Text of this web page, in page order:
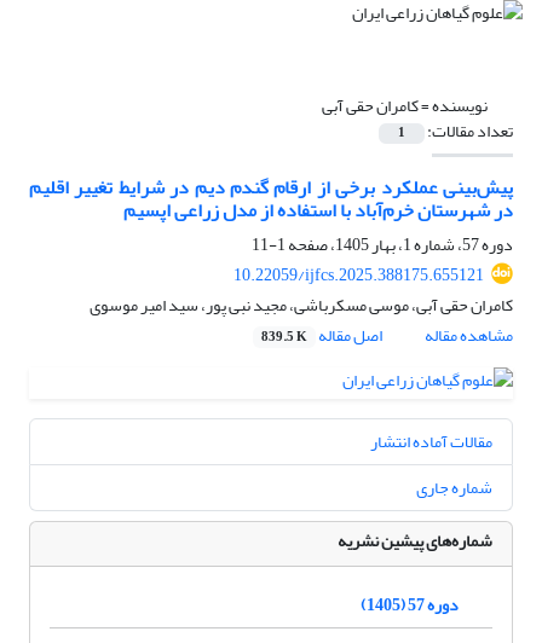
نویسنده =کامران حقی آبی
تعداد مقالات: 1
پیش‌بینی عملکرد برخی از ارقام گندم دیم در شرایط تغییر اقلیم
در شهرستان خرم‌آباد با استفاده از مدل زراعی اپسیم
دوره 57، شماره 1، بهار 1405، صفحه
1-11
10.22059/ijfcs.2025.388175.655121
کامران حقی آبی، موسی مسکرباشی، مجید نبی پور، سید امیر موسوی
مشاهده مقاله
اصل مقاله 839.5 K
مقالات آماده انتشار
شماره جاری
شماره‌های پیشین نشریه
دوره 57 (1405)